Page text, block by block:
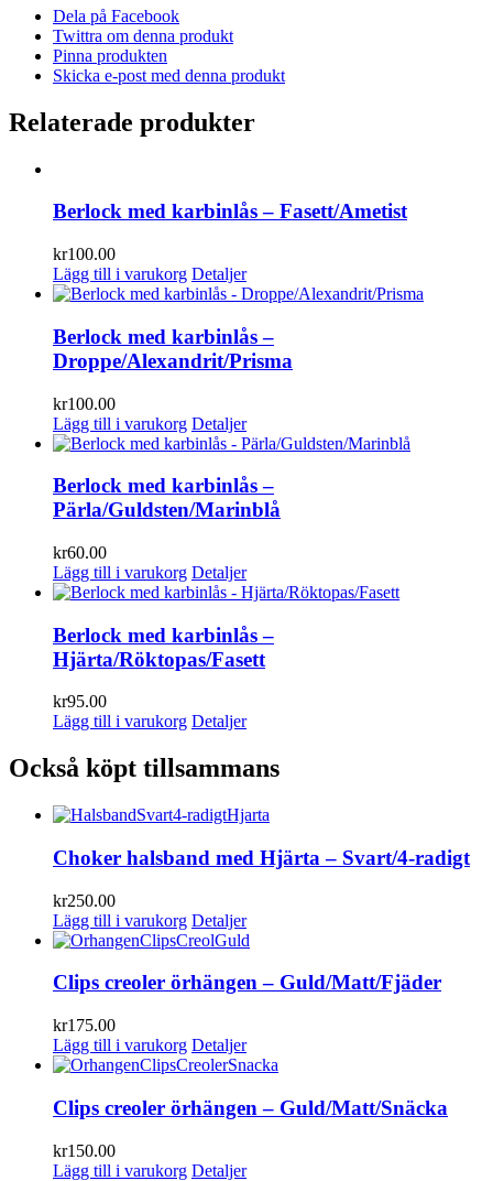
Dela på Facebook
Twittra om denna produkt
Pinna produkten
Skicka e-post med denna produkt
Relaterade produkter
Berlock med karbinlås – Fasett/Ametist
kr100.00
Lägg till i varukorg Detaljer
Berlock med karbinlås –
Droppe/Alexandrit/Prisma
kr100.00
Lägg till i varukorg Detaljer
Berlock med karbinlås –
Pärla/Guldsten/Marinblå
kr60.00
Lägg till i varukorg Detaljer
Berlock med karbinlås –
Hjärta/Röktopas/Fasett
kr95.00
Lägg till i varukorg Detaljer
Också köpt tillsammans
Choker halsband med Hjärta – Svart/4-radigt
kr250.00
Lägg till i varukorg Detaljer
Clips creoler örhängen – Guld/Matt/Fjäder
kr175.00
Lägg till i varukorg Detaljer
Clips creoler örhängen – Guld/Matt/Snäcka
kr150.00
Lägg till i varukorg Detaljer